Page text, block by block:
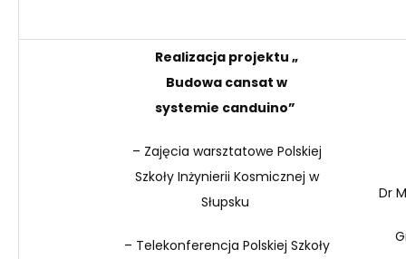
Realizacja projektu „
Budowa cansat w
systemie canduino”
– Zajęcia warsztatowe Polskiej
Szkoły Inżynierii Kosmicznej w
Słupsku
– Telekonferencja Polskiej Szkoły
Dr